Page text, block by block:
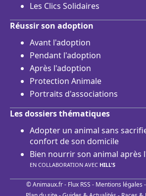
Les Clics Solidaires
Réussir son adoption
Avant l'adoption
Pendant l'adoption
Après l'adoption
Protection Animale
Portraits d'associations
Les dossiers thématiques
Adopter un animal sans
confort de son domicile
Bien nourrir son animal après
EN COLLABORATION AVEC HILL'S
© Animaux.fr - Flux RSS - Mentions légales -